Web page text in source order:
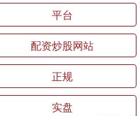
平台
配资炒股网站
正规
实盘